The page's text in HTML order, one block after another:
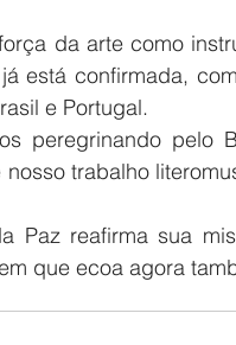
da arte como
está confirmada,
e Portugal.
peregrinando
trabalho
Paz reafirma sua
que ecoa agora